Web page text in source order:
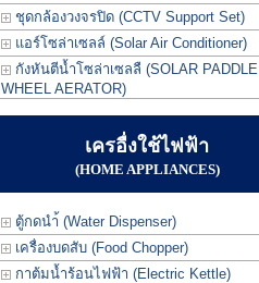
ชุดกล้องวงจรปิด (CCTV Support Set)
แอร์โซล่าเซลล์ (Solar Air Conditioner)
กังหันตีน้ำโซล่าเซลลื (SOLAR PADDLE
WHEEL AERATOR)
เครอื่งใช้ไฟฟ้า
(HOME APPLIANCES)
ตู้กดนำ้ (Water Dispenser)
เครื่องบดสับ (Food Chopper)
กาต้มน้ำร้อนไฟฟ้า (Electric Kettle)